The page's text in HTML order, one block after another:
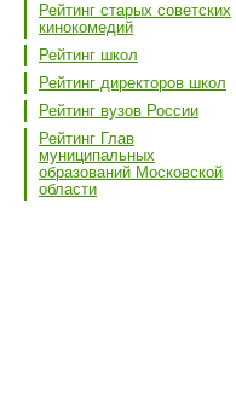
Рейтинг старых советских
кинокомедий
Рейтинг школ
Рейтинг директоров школ
Рейтинг вузов России
Рейтинг Глав
муниципальных
образований Московской
области